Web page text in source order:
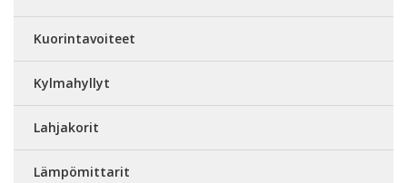
Kuorintavoiteet
Kylmahyllyt
Lahjakorit
Lämpömittarit